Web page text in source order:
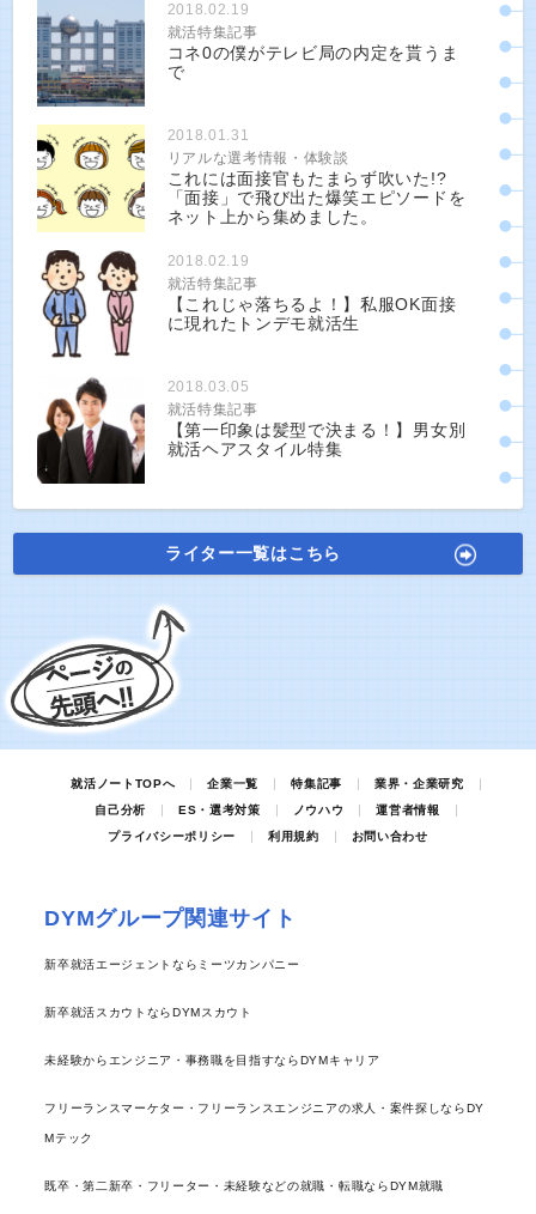
2018.02.19
就活特集記事
コネ0の僕がテレビ局の内定を貰うま
で
2018.01.31
リアルな選考情報・体験談
これには面接官もたまらず吹いた!?
「面接」で飛び出た爆笑エピソードを
ネット上から集めました。
2018.02.19
就活特集記事
【これじゃ落ちるよ！】私服OK面接
に現れたトンデモ就活生
2018.03.05
就活特集記事
【第一印象は髪型で決まる！】男女別
就活ヘアスタイル特集
ライター一覧はこちら
就活ノートTOPへ 企業一覧 特集記事
業界・企業研究
自己分析
ES・選考対策 ノウハウ
運営者情報
プライバシーポリシー
利用規約 お問い合わせ
DYMグループ関連サイト
新卒就活エージェントならミーツカンパニー
新卒就活スカウトならDYMスカウト
未経験からエンジニア・事務職を目指すならDYMキャリア
フリーランスマーケター・フリーランスエンジニアの求人・案件探しならDY
Mテック
既卒・第二新卒・フリーター・未経験などの就職・転職ならDYM就職